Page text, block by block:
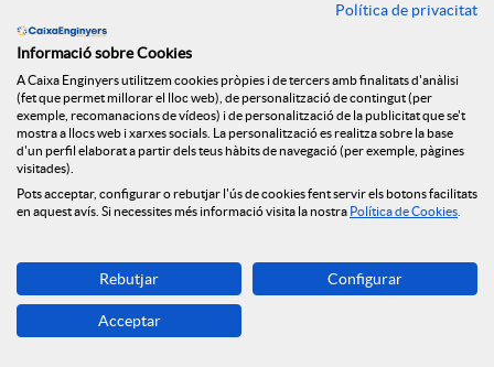
Pel que fa a l’aposta de Caixa d’Enginyers per la digitalització,
Eduard Barcons explica: “El creixement d’oficines continuarà
sent com ha sigut sempre, progressiu. Hi ha una aposta
claríssima per la digitalització. El millor està per venir”.
C
o
m
Notícies relacionades
Política de privacitat
Informació sobre Cookies
A Caixa Enginyers utilitzem cookies pròpies i de tercers amb finalitats d'anàlisi
(fet que permet millorar el lloc web), de personalització de contingut (per
exemple, recomanacions de vídeos) i de personalització de la publicitat que se't
mostra a llocs web i xarxes socials. La personalització es realitza sobre la base
d'un perfil elaborat a partir dels teus hàbits de navegació (per exemple, pàgines
visitades).
Pots acceptar, configurar o rebutjar l'ús de cookies fent servir els botons facilitats
en aquest avís. Si necessites més informació visita la nostra Política de Cookies
Rebutjar Configurar
Acceptar